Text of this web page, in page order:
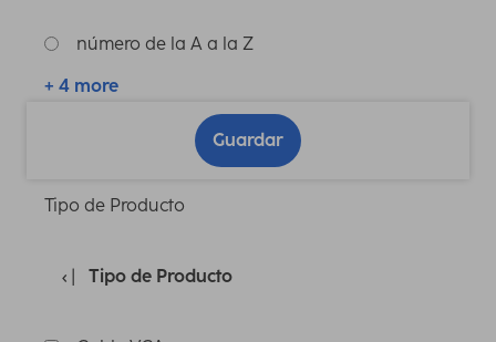
número de la A a la Z
+ 4 more
Guardar
Tipo de Producto
Tipo de Producto